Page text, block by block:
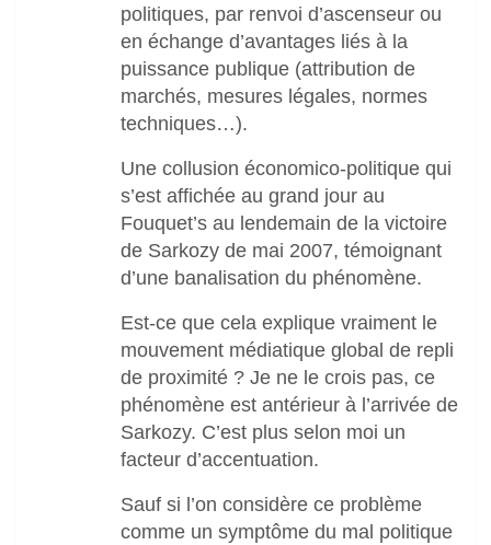
politiques, par renvoi d’ascenseur ou
en échange d’avantages liés à la
puissance publique (attribution de
marchés, mesures légales, normes
techniques…).
Une collusion économico-politique qui
s’est affichée au grand jour au
Fouquet’s au lendemain de la victoire
de Sarkozy de mai 2007, témoignant
d’une banalisation du phénomène.
Est-ce que cela explique vraiment le
mouvement médiatique global de repli
de proximité ? Je ne le crois pas, ce
phénomène est antérieur à l’arrivée de
Sarkozy. C’est plus selon moi un
facteur d’accentuation.
Sauf si l’on considère ce problème
comme un symptôme du mal politique